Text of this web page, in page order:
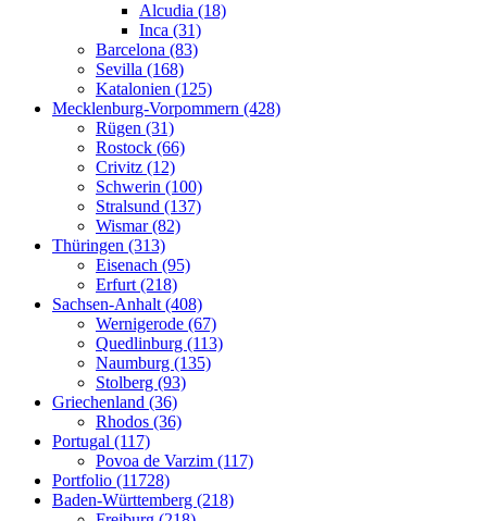
Alcudia (18)
Inca (31)
Barcelona (83)
Sevilla (168)
Katalonien (125)
Mecklenburg-Vorpommern (428)
Rügen (31)
Rostock (66)
Crivitz (12)
Schwerin (100)
Stralsund (137)
Wismar (82)
Thüringen (313)
Eisenach (95)
Erfurt (218)
Sachsen-Anhalt (408)
Wernigerode (67)
Quedlinburg (113)
Naumburg (135)
Stolberg (93)
Griechenland (36)
Rhodos (36)
Portugal (117)
Povoa de Varzim (117)
Portfolio (11728)
Baden-Württemberg (218)